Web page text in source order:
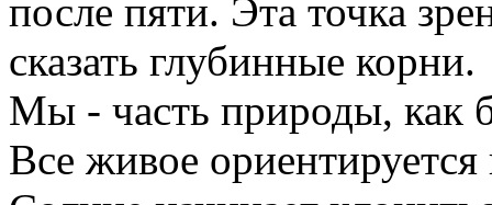
после пяти. Эта точка
сказать глубинные корни.
Мы - часть природы, как
Все живое